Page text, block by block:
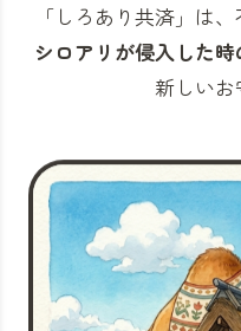
「しろあり共済」 は、
シロアリが侵入した
新しいお